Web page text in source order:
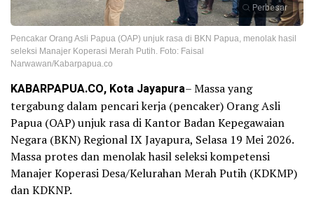
Perbesar
Pencakar Orang Asli Papua (OAP) unjuk rasa di BKN Papua, menolak hasil
seleksi Manajer Koperasi Merah Putih. Foto: Faisal
Narwawan/Kabarpapua.co
KABARPAPUA.CO, Kota Jayapura– Massa yang
tergabung dalam pencari kerja (pencaker) Orang Asli
Papua (OAP) unjuk rasa di Kantor Badan Kepegawaian
Negara (BKN) Regional IX Jayapura, Selasa 19 Mei 2026.
Massa protes dan menolak hasil seleksi kompetensi
Manajer Koperasi Desa/Kelurahan Merah Putih (KDKMP)
dan KDKNP.